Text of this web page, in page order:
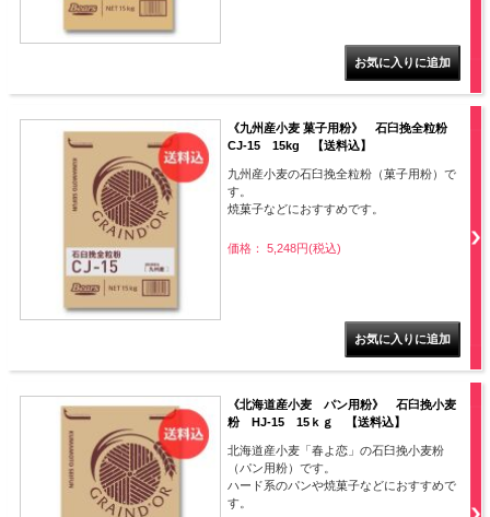
《九州産小麦 菓子用粉》 石臼挽全粒粉
CJ-15 15kg 【送料込】
九州産小麦の石臼挽全粒粉（菓子用粉）で
す。
焼菓子などにおすすめです。
価格： 5,248円(税込)
《北海道産小麦 パン用粉》 石臼挽小麦
粉 HJ-15 15ｋｇ 【送料込】
北海道産小麦「春よ恋」の石臼挽小麦粉
（パン用粉）です。
ハード系のパンや焼菓子などにおすすめで
す。